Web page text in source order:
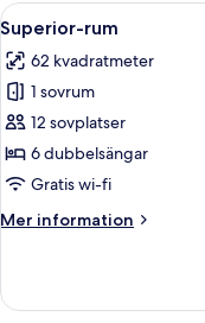
Öppna
alla
foton
för
Superior-
rum
4
Superior-rum
62 kvadratmeter
1 sovrum
12 sovplatser
6 dubbelsängar
Gratis wi-fi
Mer information
Mer
rum